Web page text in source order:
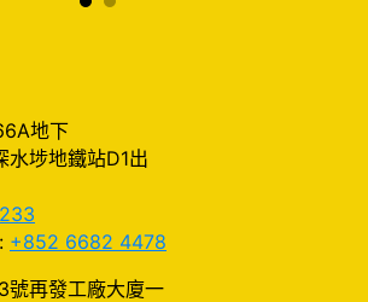
地下
水埗地鐵站D1出
+852 6682 4478
號再發工廠大廈一